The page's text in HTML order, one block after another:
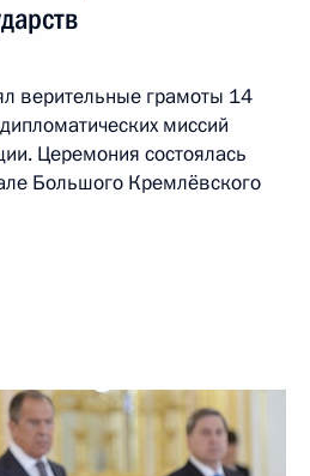
верительные грамоты 14
миссий
Церемония состоялась
Большого Кремлёвского